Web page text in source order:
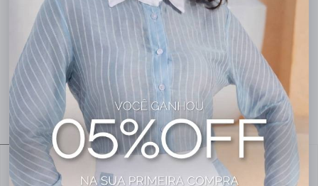
Novas cores, tendências e
modelagens para renovar sua
vitrine e surpreender suas
clientes.
00
Dias
09
Horas
39
Minutos
29
Segundos